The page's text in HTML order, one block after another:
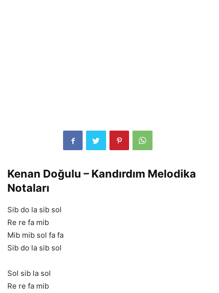
Kenan Doğulu – Kandırdım Melodika
Notaları
Sib do la sib sol
Re re fa mib
Mib mib sol fa fa
Sib do la sib sol
Sol sib la sol
Re re fa mib